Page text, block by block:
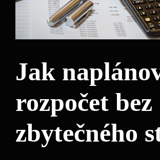
Jak⁣
rozpočet bez​
zbytečného